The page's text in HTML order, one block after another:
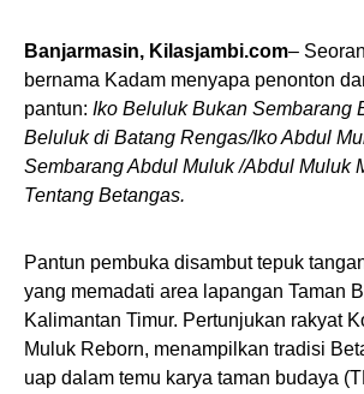
Banjarmasin, Kilasjambi.com–
bernama Kadam menyapa penonton
pantun: Iko Beluluk Bukan Sembarang
Beluluk di Batang Rengas/Iko Abdul
Sembarang Abdul Muluk /Abdul Muluk
Tentang Betangas.
Pantun pembuka disambut tepuk
yang memadati area lapangan Taman
Kalimantan Timur. Pertunjukan rakyat
Muluk Reborn, menampilkan tradisi
uap dalam temu karya taman budaya